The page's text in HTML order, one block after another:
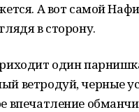
А вот самой
в сторону.
один
ветродуй, черные
впечатление